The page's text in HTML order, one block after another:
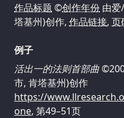
作品标题 ©创作年份 由
塔基州)创作, 作品链接, 页
例子
活出一的法则首部曲
市, 肯塔基州)创作
https://
one, 第49–51页